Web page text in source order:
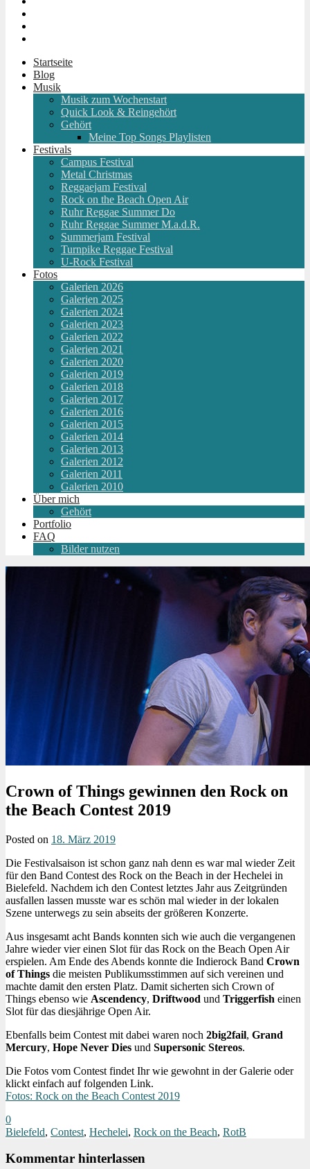
Startseite
Blog
Musik
Musik zum Wochenstart
Quick Look & Reingehört
Gehört
Meine Top Songs Playlisten
Festivals
Campus Festival
Metal Christmas
Reggaejam Festival
Rock on the Beach Open Air
Ruhr Reggae Summer Do
Ruhr Reggae Summer M.a.d.R.
Summerjam Festival
Turnpike Reggae Festival
U-Rock Festival
Fotos
Galerien 2026
Galerien 2025
Galerien 2024
Galerien 2023
Galerien 2022
Galerien 2021
Galerien 2020
Galerien 2019
Galerien 2018
Galerien 2017
Galerien 2016
Galerien 2015
Galerien 2014
Galerien 2013
Galerien 2012
Galerien 2011
Galerien 2010
Über mich
Gehört
Portfolio
FAQ
Bilder nutzen
Crown of Things gewinnen den Rock on
the Beach Contest 2019
Posted on 18. März 2019
Die Festivalsaison ist schon ganz nah denn es war mal wieder Zeit
für den Band Contest des Rock on the Beach in der Hechelei in
Bielefeld. Nachdem ich den Contest letztes Jahr aus Zeitgründen
ausfallen lassen musste war es schön mal wieder in der lokalen
Szene unterwegs zu sein abseits der größeren Konzerte.
Aus insgesamt acht Bands konnten sich wie auch die vergangenen
Jahre wieder vier einen Slot für das Rock on the Beach Open Air
erspielen. Am Ende des Abends konnte die Indierock Band Crown
of Things die meisten Publikumsstimmen auf sich vereinen und
machte damit den ersten Platz. Damit sicherten sich Crown of
Things ebenso wie Ascendency, Driftwood und Triggerfish einen
Slot für das diesjährige Open Air.
Ebenfalls beim Contest mit dabei waren noch 2big2fail, Grand
Mercury, Hope Never Dies und Supersonic Stereos.
Die Fotos vom Contest findet Ihr wie gewohnt in der Galerie oder
klickt einfach auf folgenden Link.
Fotos: Rock on the Beach Contest 2019
0
Bielefeld, Contest, Hechelei, Rock on the Beach, RotB
Kommentar hinterlassen